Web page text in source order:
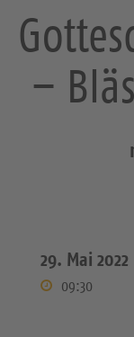
–
29. Mai 2022
09:30